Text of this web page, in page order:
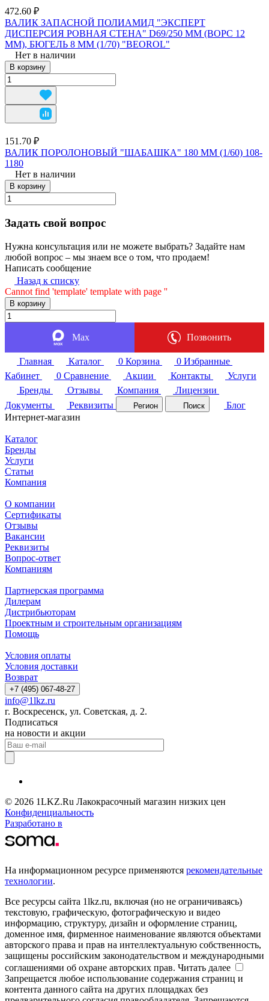
472.60 ₽
ВАЛИК ЗАПАСНОЙ ПОЛИАМИД "ЭКСПЕРТ
ДИСПЕРСИЯ РОВНАЯ СТЕНА" D69/250 ММ (ВОРС 12
ММ), БЮГЕЛЬ 8 ММ (1/70) "BEOROL"
Нет в наличии
В корзину
151.70 ₽
ВАЛИК ПОРОЛОНОВЫЙ "ШАБАШКА" 180 ММ (1/60) 108-
1180
Нет в наличии
В корзину
Задать свой вопрос
Нужна консультация или не можете выбрать? Задайте нам
любой вопрос – мы знаем все о том, что продаем!
Написать сообщение
Назад к списку
Cannot find 'template' template with page ''
В корзину
Max Позвонить
Главная Каталог 0 Корзина 0 Избранные
Кабинет
0 Сравнение Акции Контакты
Услуги
Бренды
Отзывы Компания
Лицензии
Документы
Реквизиты Регион Поиск
Блог
Интернет-магазин
Каталог
Бренды
Услуги
Статьи
Компания
О компании
Сертификаты
Отзывы
Вакансии
Реквизиты
Вопрос-ответ
Компаниям
Партнерская программа
Дилерам
Дистрибьюторам
Проектным и строительным организациям
Помощь
Условия оплаты
Условия доставки
Возврат
+7 (495) 067-48-27
info@1lkz.ru
г. Воскресенск, ул. Советская, д. 2.
Подписаться
на новости и акции
© 2026 1LKZ.Ru Лакокрасочный магазин низких цен
Конфиденциальность
Разработано в
На информационном ресурсе применяются рекомендательные
технологии.
Все ресурсы сайта 1lkz.ru, включая (но не ограничиваясь)
текстовую, графическую, фотографическую и видео
информацию, структуру, дизайн и оформление страниц,
доменное имя, фирменное наименование являются объектами
авторского права и прав на интеллектуальную собственность,
защищены российским законодательством и международными
соглашениями об охране авторских прав. Читать далее
Запрещается любое использование содержания страниц и
контента данного сайта на других площадках без